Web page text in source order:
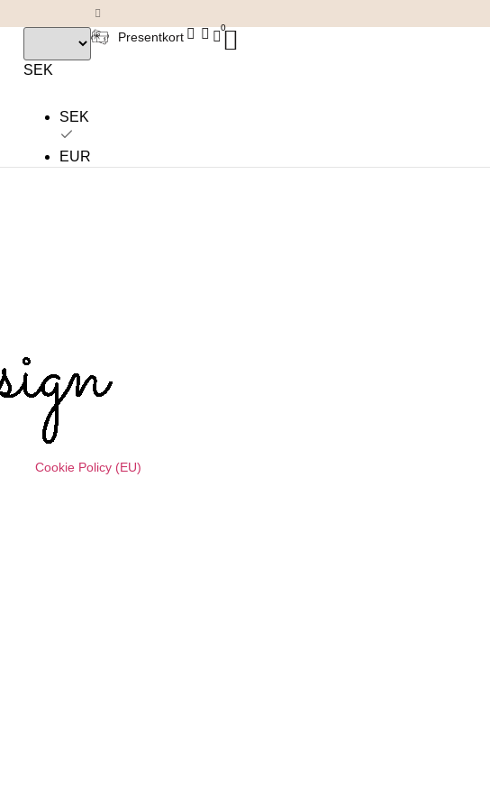
SEK
SEK
EUR
Presentkort
0
Cookie Policy (EU)